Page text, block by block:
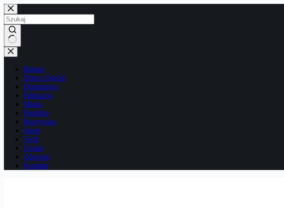
Przejdź
do
treści
Brak
wyników
Biznes
Dom i Ogród
Doradztwo
Edukacja
Moda
Podróże
Rozrywka
Sport
Tech
Uroda
Zdrowie
Kontakt